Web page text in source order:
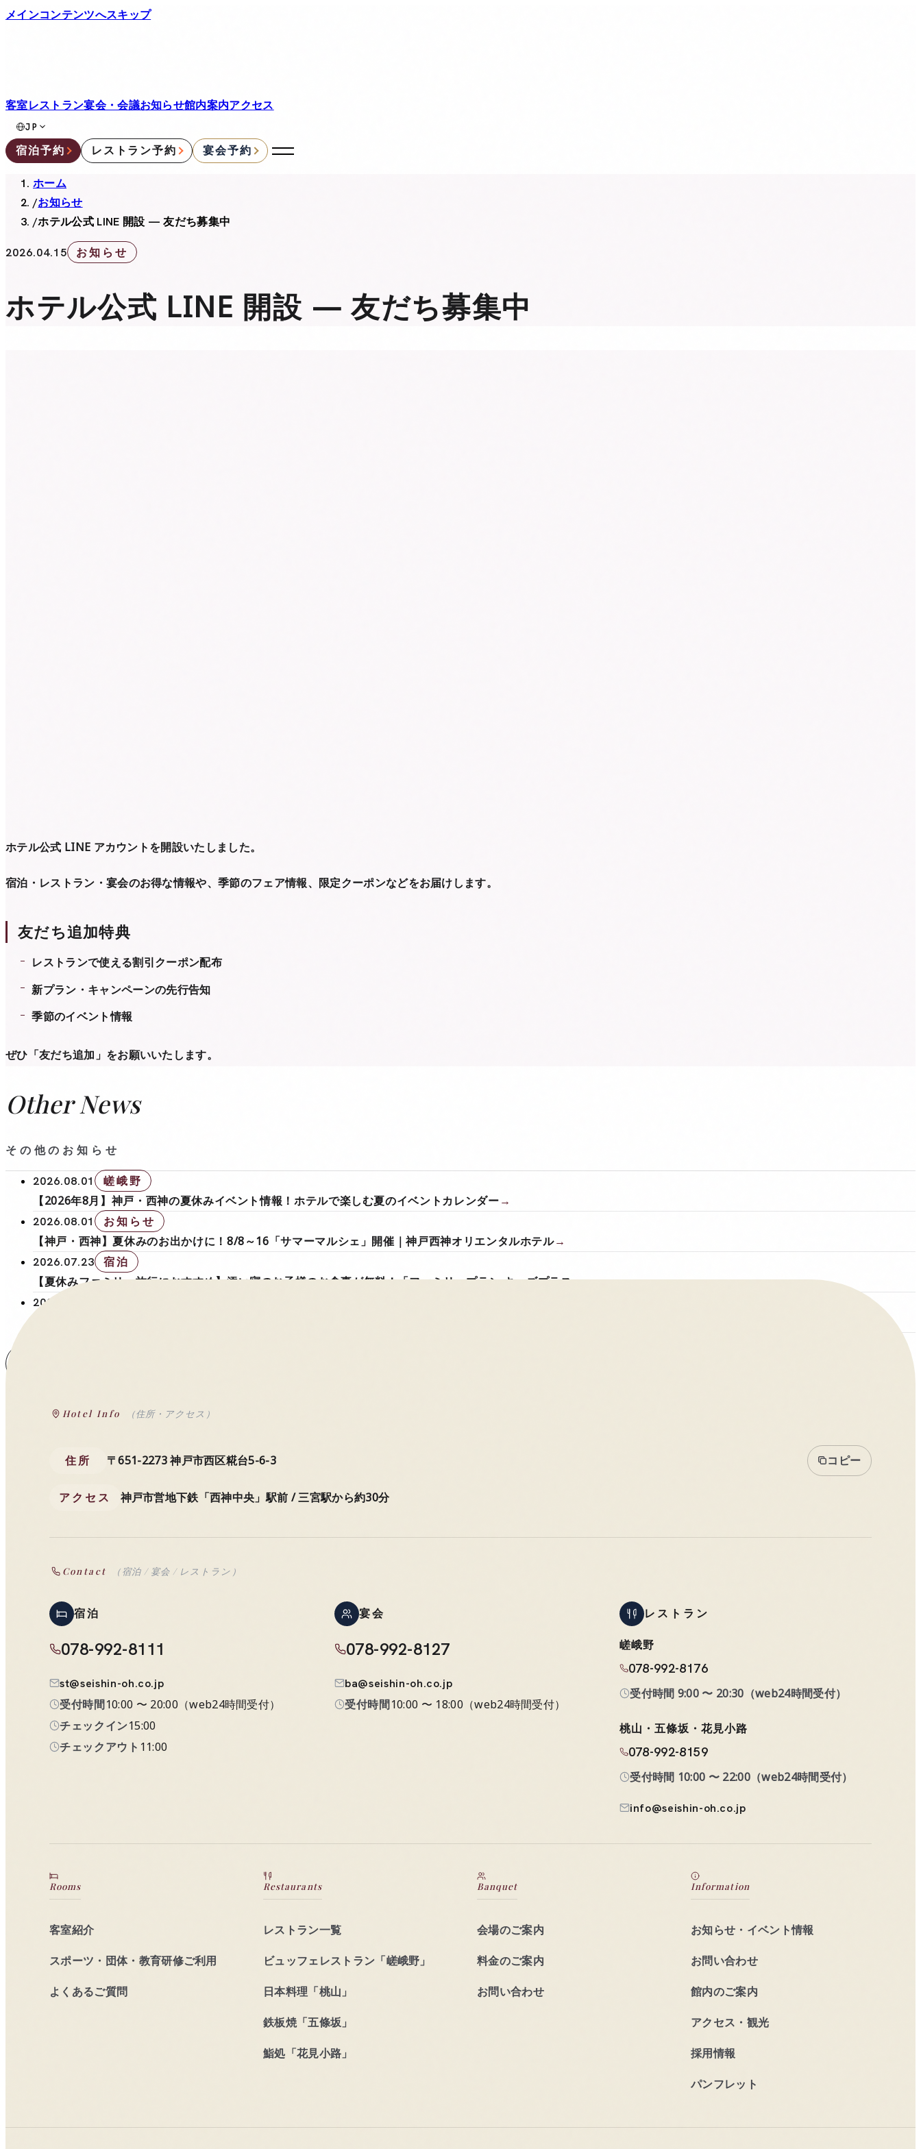
メインコンテンツへスキップ
客室レストラン宴会・会議お知らせ館内案内アクセス
JP
宿泊予約 レストラン予約 宴会予約
ホーム
/お知らせ
/ホテル公式 LINE 開設 — 友だち募集中
2026.04.15 お知らせ
ホテル公式 LINE 開設 — 友だち募集中
ホテル公式 LINE アカウントを開設いたしました。
宿泊・レストラン・宴会のお得な情報や、季節のフェア情報、限定クーポンなどをお届けします。
友だち追加特典
レストランで使える割引クーポン配布
新プラン・キャンペーンの先行告知
季節のイベント情報
ぜひ「友だち追加」をお願いいたします。
Other News
その他のお知らせ
2026.08.01
嵯峨野
【2026年8月】神戸・西神の夏休みイベント情報！ホテルで楽しむ夏のイベントカレンダー→
2026.08.01
お知らせ
【神戸・西神】夏休みのお出かけに！8/8～16「サマーマルシェ」開催｜神戸西神オリエンタルホテル→
2026.07.23
宿泊
【夏休みファミリー旅行におすすめ】添い寝のお子様のお食事が無料！「ファミリープラン キッズプラス」→
2026.07.17
Hotel Info （住所・アクセス）
住所 〒651-2273 神戸市西区糀台5-6-3 コピー
アクセス 神戸市営地下鉄「西神中央」駅前 / 三宮駅から約30分
Contact （宿泊 / 宴会 / レストラン）
宿泊
078-992-8111
st@seishin-oh.co.jp
受付時間10:00 〜 20:00（web24時間受付）
チェックイン15:00
チェックアウト 11:00
宴会
078-992-8127
ba@seishin-oh.co.jp
受付時間10:00 〜 18:00（web24時間受付）
レストラン
嵯峨野
078-992-8176
受付時間 9:00 〜 20:30 （web24時間受付）
桃山・五條坂・花見小路
078-992-8159
受付時間 10:00 〜 22:00（web24時間受付）
info@seishin-oh.co.jp
Rooms
客室紹介
スポーツ・団体・教育研修ご利用
よくあるご質問
Restaurants
レストラン一覧
ビュッフェレストラン「嵯峨野」
日本料理「桃山」
鉄板焼「五條坂」
鮨処「花見小路」
Banquet
会場のご案内
料金のご案内
お問い合わせ
Information
お知らせ・イベント情報
お問い合わせ
館内のご案内
アクセス・観光
採用情報
パンフレット